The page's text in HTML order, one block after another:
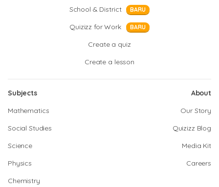
School & District
BARU
Quizizz for Work BARU
Create a quiz
Create a lesson
Subjects
Mathematics
Social Studies
Science
Physics
Chemistry
About
Our Story
Quizizz Blog
Media Kit
Careers